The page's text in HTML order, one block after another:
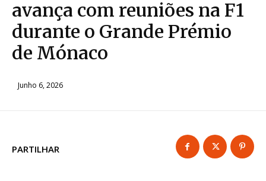
avança com reuniões na F1
durante o Grande Prémio
de Mónaco
Junho 6, 2026
PARTILHAR